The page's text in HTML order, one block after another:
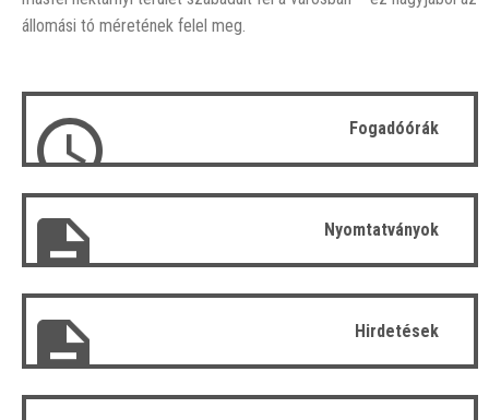
állomási tó méretének felel meg.
Fogadóórák
Nyomtatványok
Hirdetések